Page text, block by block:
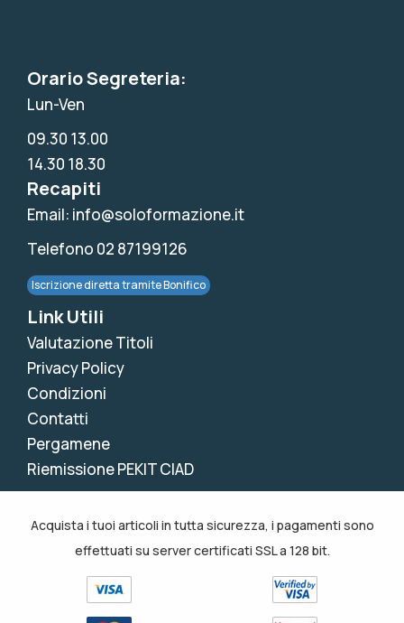
Orario Segreteria:
Lun-Ven
09.30 13.00
14.30 18.30
Recapiti
Email: info@soloformazione.it
Telefono 02 87199126
Iscrizione diretta tramite Bonifico
Link Utili
Valutazione Titoli
Privacy Policy
Condizioni
Contatti
Pergamene
Riemissione PEKIT CIAD
Acquista i tuoi articoli in tutta sicurezza, i pagamenti sono
effettuati su server certificati SSL a 128 bit.